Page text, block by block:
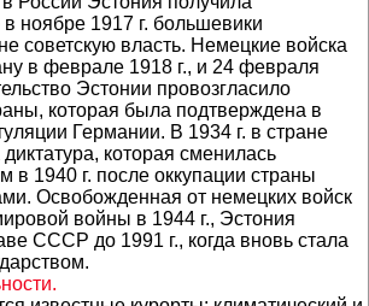
ноябре 1917 г. большевики
советскую власть. Немецкие войска
в феврале 1918 г., и 24 февраля
Эстонии провозгласило
которая была подтверждена в
Германии. В 1934 г. в стране
которая сменилась
в 1940 г. после оккупации страны
Освобожденная от немецких войск
войны в 1944 г., Эстония
СССР до 1991 г., когда вновь стала